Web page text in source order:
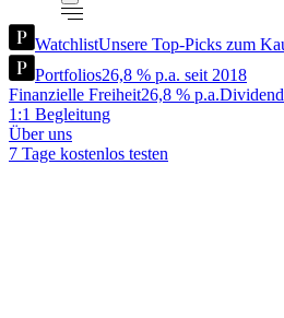
WatchlistUnsere Top-Picks zum
Portfolios26,8 % p.a. seit 2018
Finanzielle Freiheit26,8 % p.a.
1:1 Begleitung
Über uns
7 Tage kostenlos testen